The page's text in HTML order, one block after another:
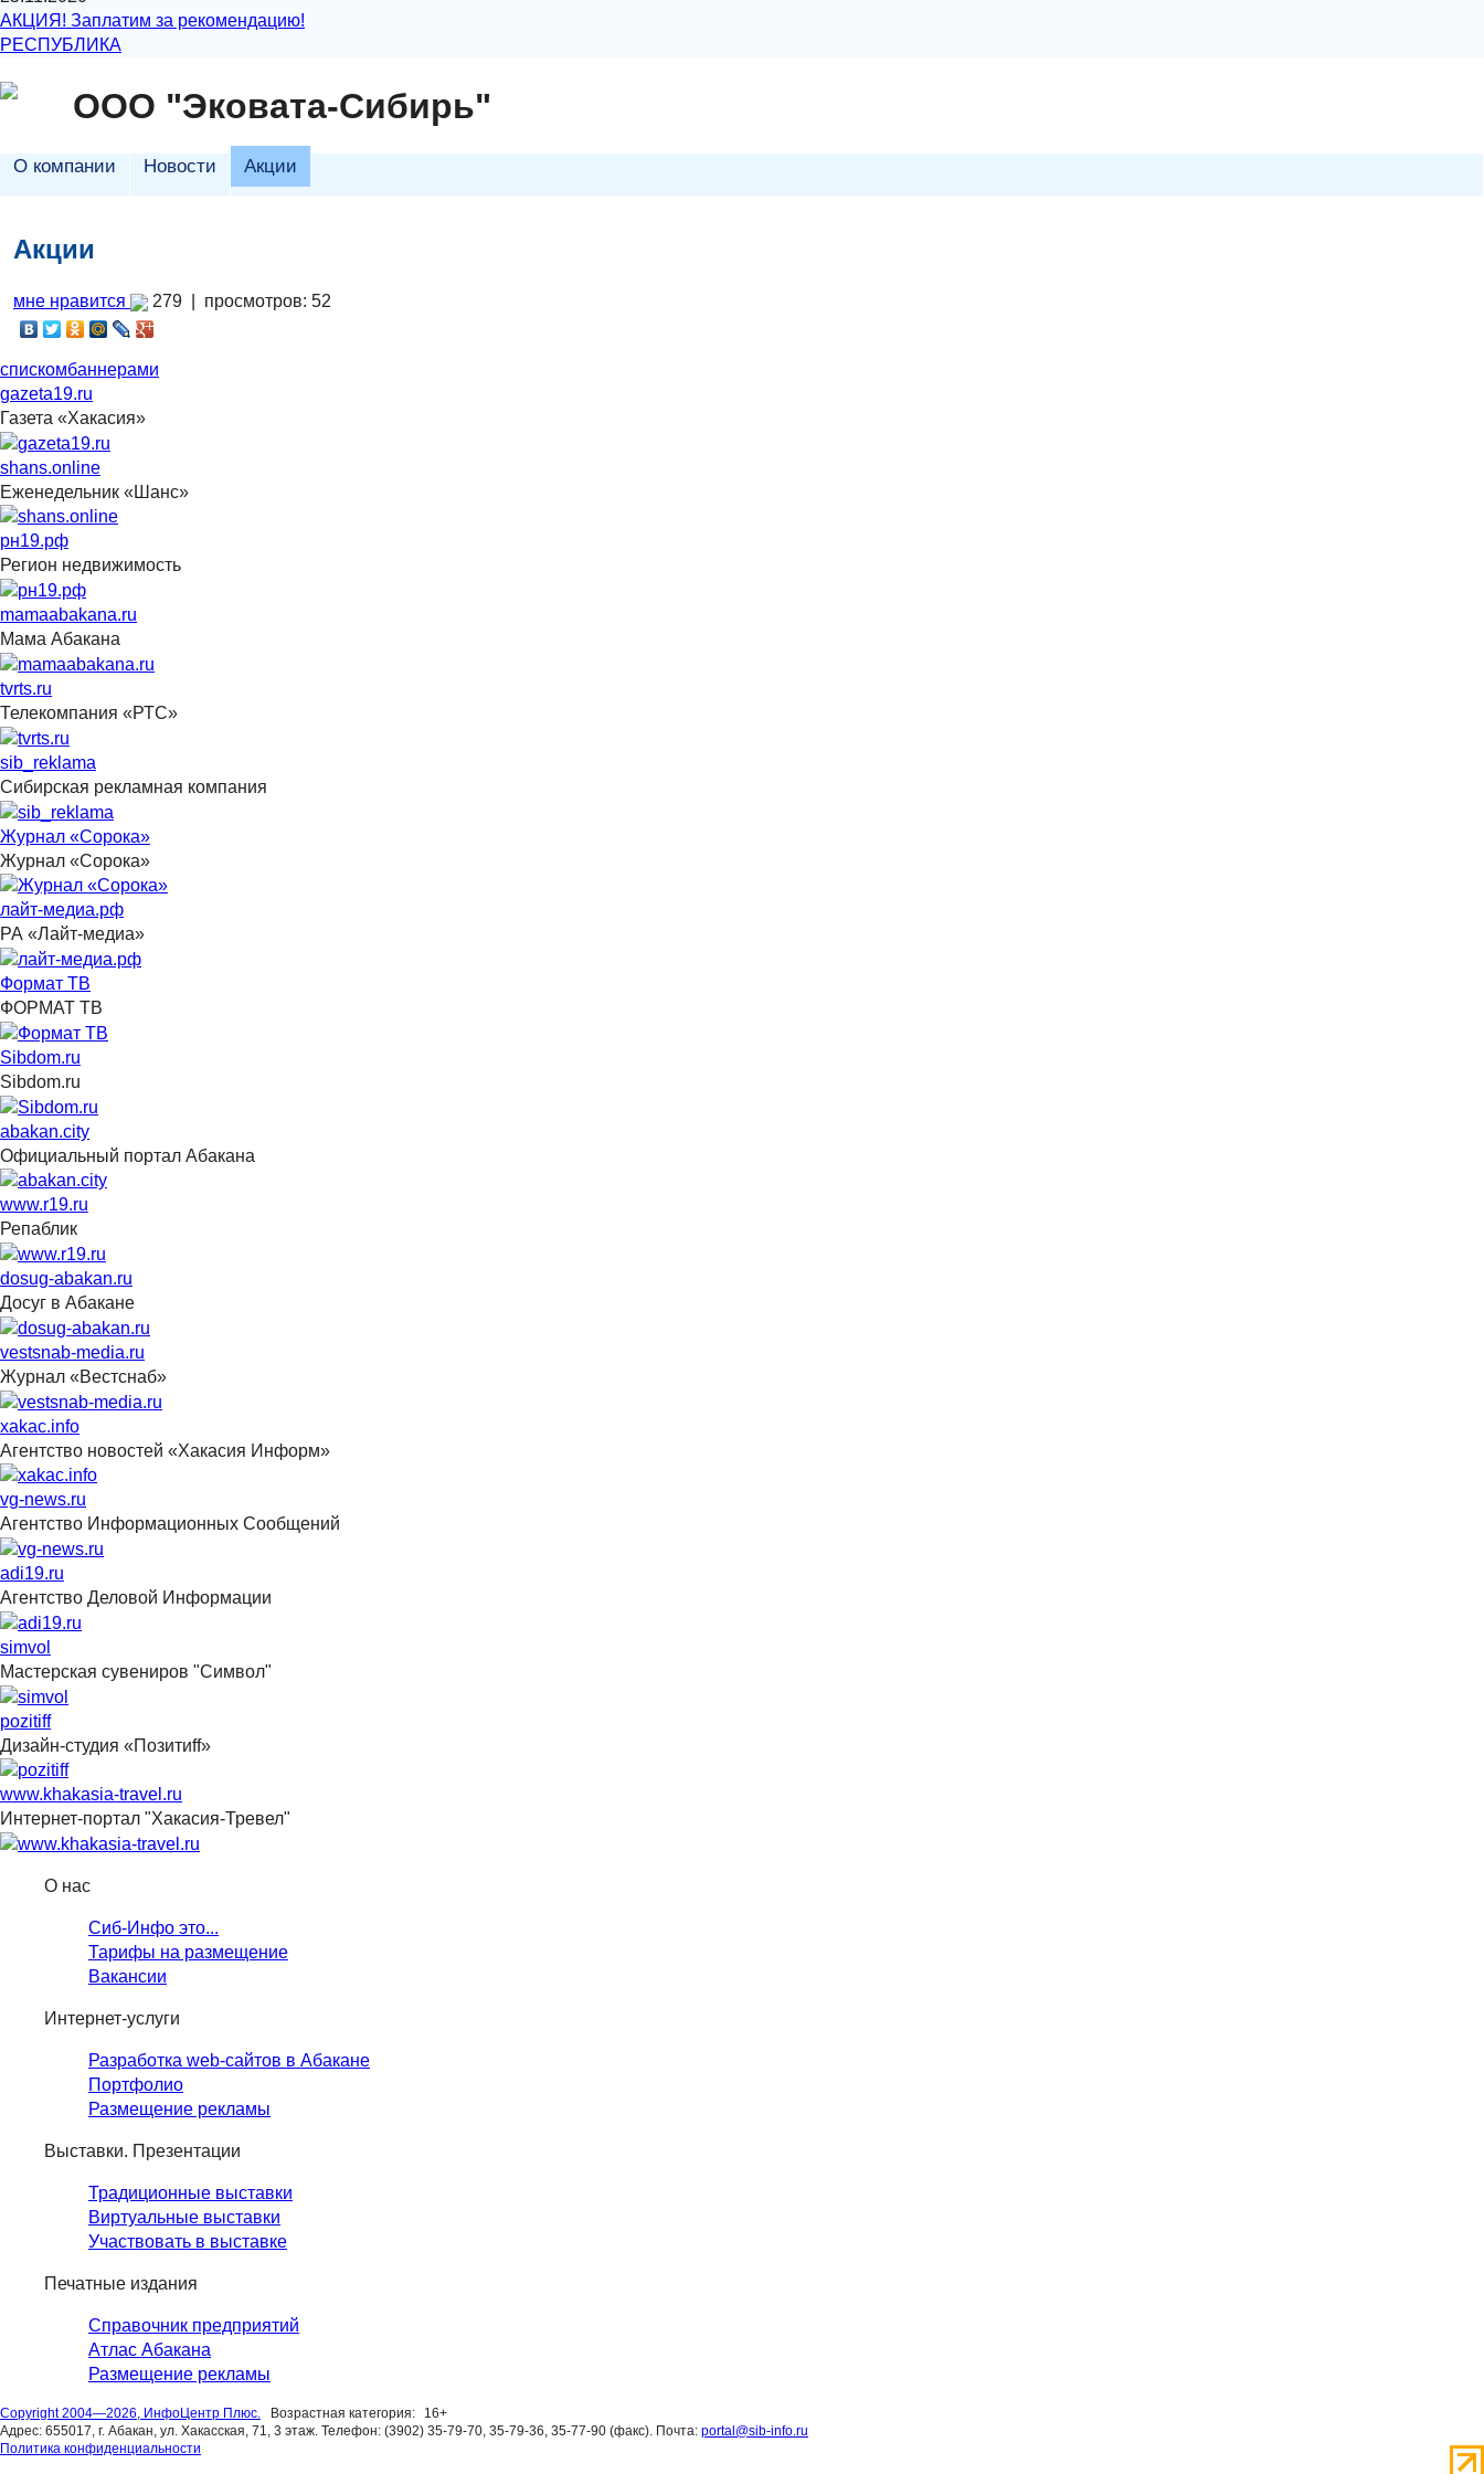
АКЦИЯ! Заплатим за рекомендацию!
РЕСПУБЛИКА
ООО "Эковата-Сибирь"
О компании Новости Акции
Акции
мне нравится 279 | просмотров: 52
спискомбаннерами
gazeta19.ru
Газета «Хакасия»
shans.online
Еженедельник «Шанс»
рн19.рф
Регион недвижимость
mamaabakana.ru
Мама Абакана
tvrts.ru
Телекомпания «РТС»
sib_reklama
Сибирская рекламная компания
Журнал «Сорока»
Журнал «Сорока»
лайт-медиа.рф
РА «Лайт-медиа»
Формат ТВ
ФОРМАТ ТВ
Sibdom.ru
Sibdom.ru
abakan.city
Официальный портал Абакана
www.r19.ru
Репаблик
dosug-abakan.ru
Досуг в Абакане
vestsnab-media.ru
Журнал «Вестснаб»
xakac.info
Агентство новостей «Хакасия Информ»
vg-news.ru
Агентство Информационных Сообщений
adi19.ru
Агентство Деловой Информации
simvol
Мастерская сувениров "Символ"
pozitiff
Дизайн-студия «Позитиff»
www.khakasia-travel.ru
Интернет-портал "Хакасия-Тревел"
О нас
Сиб-Инфо это...
Тарифы на размещение
Вакансии
Интернет-услуги
Разработка web-сайтов в Абакане
Портфолио
Размещение рекламы
Выставки. Презентации
Традиционные выставки
Виртуальные выставки
Участвовать в выставке
Печатные издания
Справочник предприятий
Атлас Абакана
Размещение рекламы
Copyright 2004—2026, ИнфоЦентр Плюс. Возрастная категория:
16+
Адрес: 655017, г. Абакан, ул. Хакасская, 71, 3 этаж. Телефон: (3902) 35-79-70, 35-79-36, 35-77-90 (факс). Почта: portal@sib-info.ru
Политика конфиденциальности